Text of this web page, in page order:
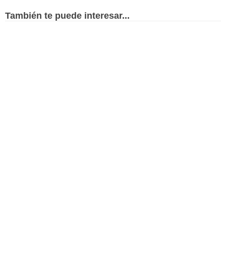
También te puede interesar...